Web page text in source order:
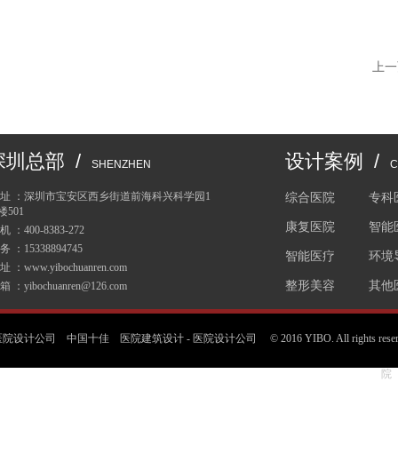
上
圳总部 / SHENZHEN
：深圳市宝安区西乡街道前海科兴科学园1
501
：400-8383-272
：15338894745
：www.yibochuanren.com
：yibochuanren@126.com
设计案例 /
综合医院 专科
康复医院 智能
智能医疗 环境
整形美容 其他
院设计公司 中国十佳 医院建筑设计 - 医院设计公司 © 2016 YIBO. All rights
院